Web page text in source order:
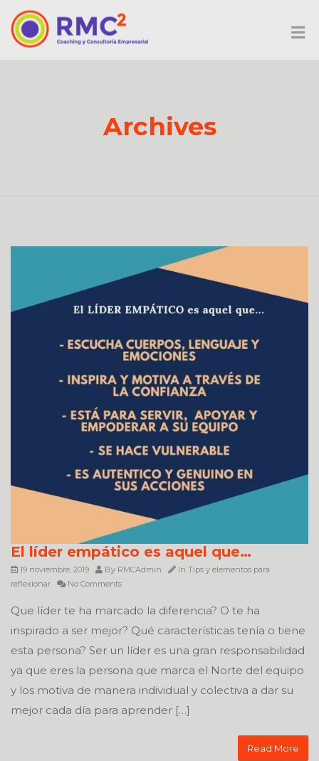
Archives
El líder empático es aquel que…
19 noviembre, 2019 By RMCAdmin In Tips y elementos para
reflexionar
No Comments
Que líder te ha marcado la diferencia? O te ha
inspirado a ser mejor? Qué características tenía o tiene
esta persona? Ser un líder es una gran responsabilidad
ya que eres la persona que marca el Norte del equipo
y los motiva de manera individual y colectiva a dar su
mejor cada día para aprender […]
Read More